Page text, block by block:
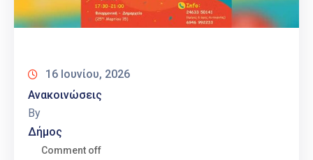
16 Ιουνίου, 2026
Ανακοινώσεις
By
Δήμος
Comment off